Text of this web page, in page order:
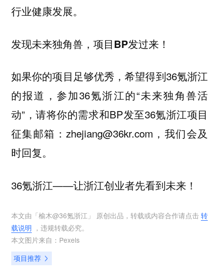
行业健康发展。
发现未来独角兽，项目BP发过来！
如果你的项目足够优秀，希望得到36氪浙江
的报道，参加36氪浙江的“未来独角兽活
动”，请将你的需求和BP发至36氪浙江项目
征集邮箱：zhejiang@36kr.com，我们会及
时回复。
36氪浙江——让浙江创业者先看到未来！
本文由「榆木@36氪浙江 」 原创出品，转载或内容合作请点击转
载说明 ，违规转载必究。
本文图片来自： Pexels
项目推荐